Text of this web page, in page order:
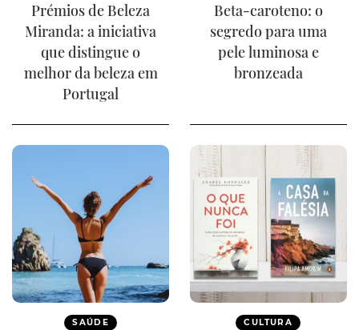
Prémios de Beleza
Miranda: a iniciativa
que distingue o
melhor da beleza em
Portugal
Beta-caroteno: o
segredo para uma
pele luminosa e
bronzeada
SAÚDE CULTURA